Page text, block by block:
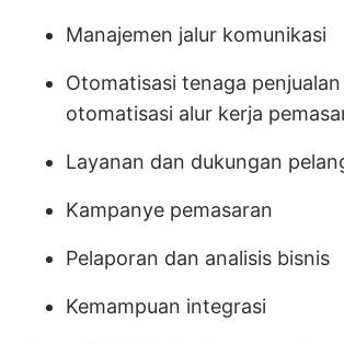
Manajemen jalur komunikasi
Otomatisasi tenaga
otomatisasi alur kerja
Layanan dan dukungan
Kampanye pemasaran
Pelaporan dan analisis bisnis
Kemampuan integrasi